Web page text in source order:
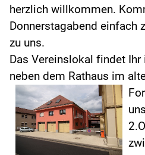
herzlich willkommen.
Donnerstagabend einfach
zu uns.
Das Vereinslokal findet
neben dem Rathaus im